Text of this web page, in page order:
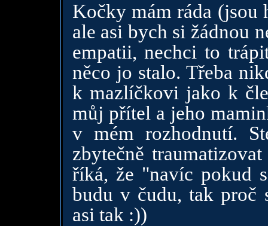
Kočky mám ráda (jsou
ale asi bych si žádnou
empatii, nechci to
něco jo stalo. Třeba
k mazlíčkovi jako k
můj přítel a jeho
v mém rozhodnutí.
zbytečně
říká, že "navíc pokud
budu v čudu, tak proč
asi tak :))